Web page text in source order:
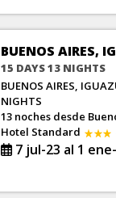
BUENOS AIRES,
15 DAYS 13 NIGHTS
BUENOS AIRES,
NIGHTS
13 noches desde
Hotel Standard
7 jul-23 al 1